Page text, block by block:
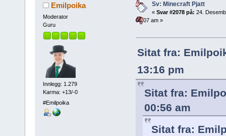
Emilpoika
Moderator
Guru
Innlegg: 1.279
Karma: +13/-0
#Emilpoika
Sv: Minecraft Pjatt
« Svar #2078 på: 24.
06:07 am »
Sitat fra:
13:16 pm
Sitat fra:
00:56 am
Sitat fra: